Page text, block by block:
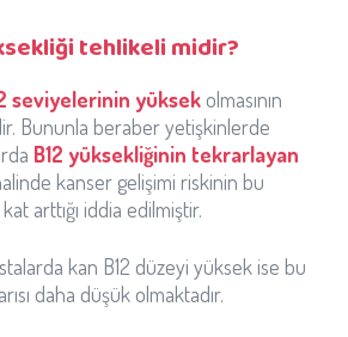
tehlikeli midir?
seviyelerinin yüksek olmasının
Bununla beraber yetişkinlerde
B12 yüksekliğinin tekrarlayan
kanser gelişimi riskinin bu
arttığı iddia edilmiştir.
kan B12 düzeyi yüksek ise bu
daha düşük olmaktadır.